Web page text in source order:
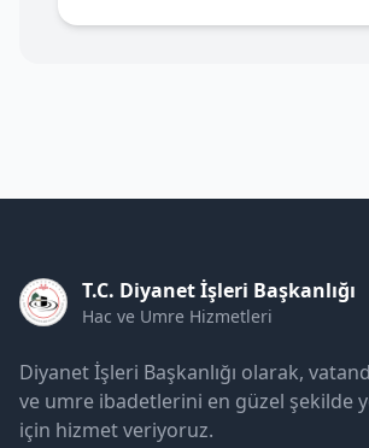
T.C. Diyanet İşleri Başkanlığı
Hac ve Umre Hizmetleri
Diyanet İşleri Başkanlığı olarak,
ve umre ibadetlerini en güzel şekilde
için hizmet veriyoruz.